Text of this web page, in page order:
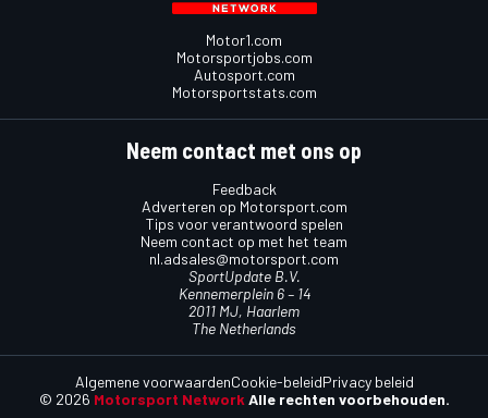
Motor1.com
Motorsportjobs.com
Autosport.com
Motorsportstats.com
Neem contact met ons op
Feedback
Adverteren op Motorsport.com
Tips voor verantwoord spelen
Neem contact op met het team
nl.adsales@motorsport.com
SportUpdate B.V.
Kennemerplein 6 – 14
2011 MJ, Haarlem
The Netherlands
© 2026 Motorsport Network Alle rechten voorbehouden.
Algemene voorwaardenCookie-beleidPrivacy beleid